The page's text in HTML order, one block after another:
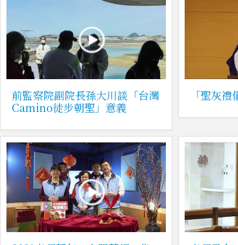
前監察院副院長孫大川談「台灣
Camino徒步朝聖」意義
「聖灰